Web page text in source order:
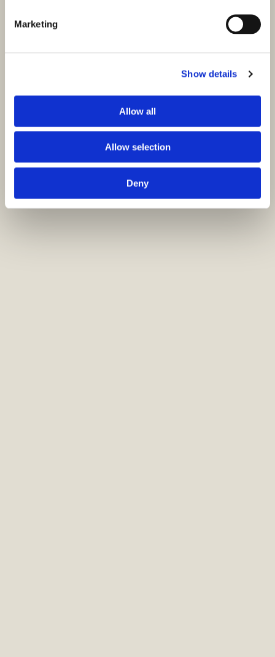
Marketing
Show details
Allow all
Allow selection
Deny